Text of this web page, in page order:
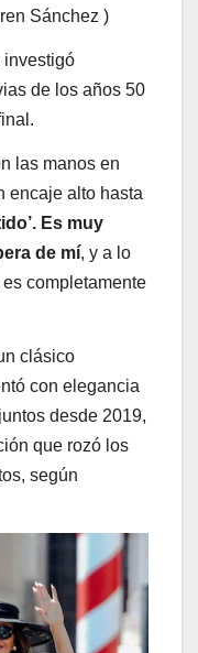
Sánchez )
investigó
de los años 50
las manos en
encaje alto hasta
Es muy
de mí, y a lo
completamente
clásico
con elegancia
desde 2019,
que rozó los
según